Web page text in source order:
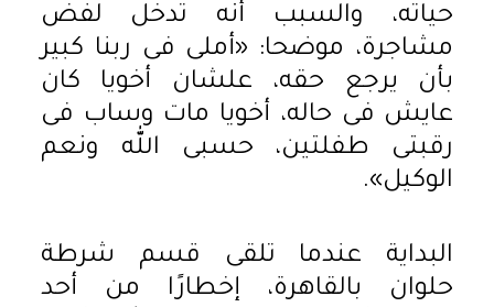
حياته، والسبب أنه تدخل لفض
مشاجرة، موضحا: «أملى فى ربنا كبير
بأن يرجع حقه، علشان أخويا كان
عايش فى حاله، أخويا مات وساب فى
رقبتى طفلتين، حسبى الله ونعم
الوكيل».
البداية عندما تلقى قسم شرطة
حلوان بالقاهرة، إخطارًا من أحد